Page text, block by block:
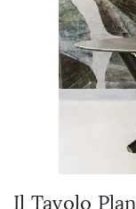
Il Tavolo